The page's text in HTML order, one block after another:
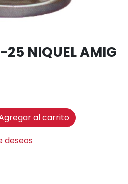
25 NIQUEL AMIG
al carrito
deseos